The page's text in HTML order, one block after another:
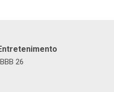
BBB 26